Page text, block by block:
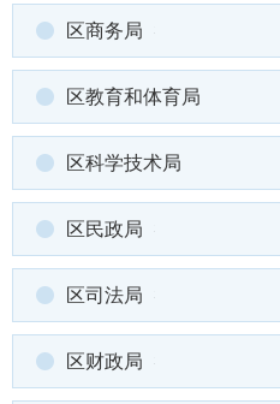
区商务局
区教育和体育局
区科学技术局
区民政局
区司法局
区财政局